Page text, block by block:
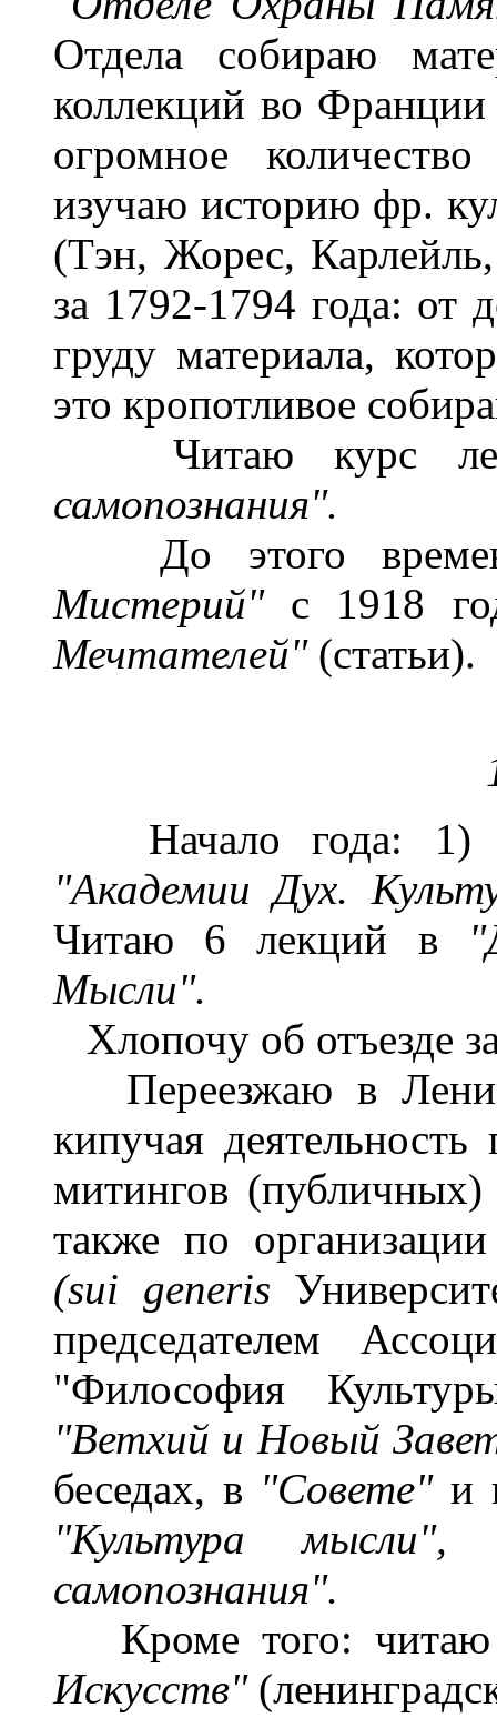
Отдела собираю
коллекций во
огромное
изучаю историю фр.
(Тэн, Жорес,
за 1792-1794 года: от
груду материала,
это кропотливое
Читаю курс
самопознания".
До этого
Мистерий" с 1918
Мечтателей" (статьи).
Начало года: 1)
"Академии Дух.
Читаю 6 лекций в
Мысли".
Хлопочу об отъезде
Переезжаю в
кипучая
митингов
также по
(sui generis
председателем
"Философия
"Ветхий и Новый
беседах, в "Совете"и
"Культура
самопознания".
Кроме того: читаю
Искусств"